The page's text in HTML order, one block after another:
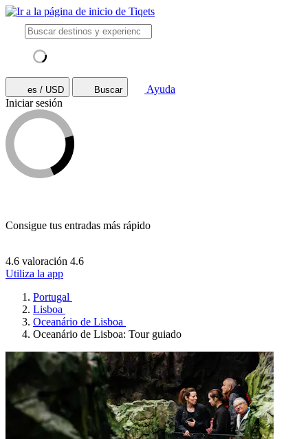
es / USD Buscar
Ayuda
Iniciar sesión
Consigue tus entradas más rápido
4.6 valoración 4.6
Utiliza la app
Portugal
Lisboa
Oceanário de Lisboa
Oceanário de Lisboa: Tour guiado